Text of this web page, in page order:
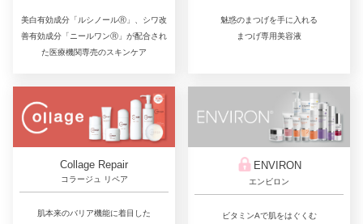
美白有効成分「ルシノールⓇ」、シワ改
善有効成分「ニールワンⓇ」が配合され
た医療機関専売のスキンケア
魅惑のまつげを手に入れる
まつげ専用美容液
Collage Repair
コラージュ リペア
肌本来のバリア機能に着目した
ENVIRON
エンビロン
ビタミンAで肌をはぐくむ